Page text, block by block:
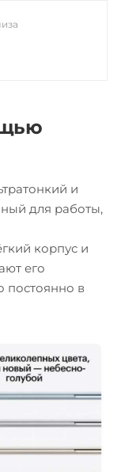
и
для работы,
корпус и
его
постоянно в